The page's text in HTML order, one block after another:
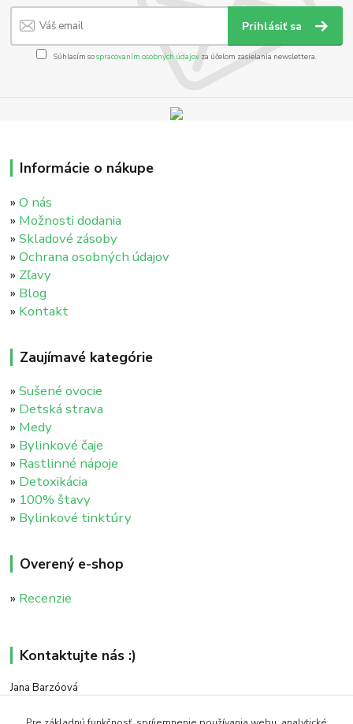
Prihlásiť sa
Súhlasím sospracovaním osobných údajov za účelom zasielania newslettera.
Informácie o nákupe
»O nás
» Možnosti dodania
»Skladové zásoby
»Ochrana osobných údajov
» Zľavy
» Blog
» Kontakt
Zaujímavé kategórie
»Sušené ovocie
» Detská strava
» Medy
» Bylinkové čaje
» Rastlinné nápoje
» Detoxikácia
» 100% štavy
» Bylinkové tinktúry
Overený e-shop
» Recenzie
Kontaktujte nás :)
Jana Barzóová
(PO - PIA, 8:00 - 18:00)